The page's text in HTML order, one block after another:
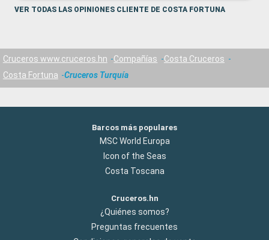
VER TODAS LAS OPINIONES CLIENTE DE COSTA FORTUNA
Cruceros www.cruceros.hn Compañías
Costa Cruceros
Costa Fortuna
Cruceros Turquía
Barcos más populares
MSC World Europa
Icon of the Seas
Costa Toscana
Cruceros.hn
¿Quiénes somos?
Preguntas frecuentes